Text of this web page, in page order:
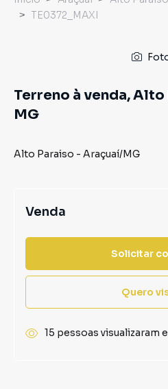
TE0372_MAXI
Terreno à venda,
MG
Alto Paraiso - Araçuaí/MG
Venda
Solicitar
Quero
15 pessoas visualizaram